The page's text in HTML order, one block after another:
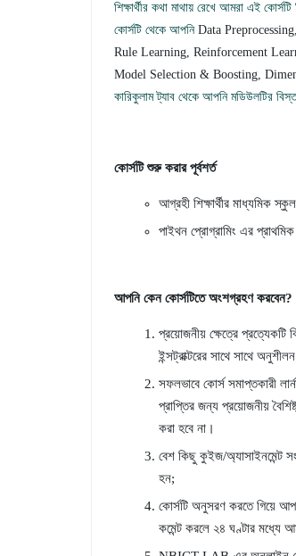
শিক্ষার্থীর কথা মাথায় রেখে আমরা এই
কোর্সটি থেকে আপনি Data
Rule Learning, Reinforcement
Model Selection & Boosting,
কারিকুলাম ট্যাব থেকে আপনি মডিউলটির
কোর্সটি শুরু করার পূর্বশর্ত
আগ্রহী শিক্ষার্থীর মাধ্যমিক
পাইথন প্রোগ্রামিং এর
আপনি কেন কোর্সটিতে অংশগ্রহণ করবেন?
প্রয়োজনীয় ক্ষেত্রে প্রত্যেকটি
ইন্সট্রাক্টরের সাথে সাথে
সফলভাবে কোর্স সমাপ্তকারী
প্রাপ্তির জন্য প্রয়োজনীয়
করা হবে না।
বেশ কিছু কুইজ/অ্যাসাইনমেন্ট
হন;
কোর্সটি অনুসরণ করতে গিয়ে
কমেন্ট করলে ২৪ ঘণ্টার মধ্যে